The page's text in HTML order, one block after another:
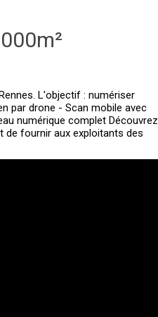
L'objectif : numériser
par drone - Scan mobile avec
numérique complet Découvrez
de fournir aux exploitants des